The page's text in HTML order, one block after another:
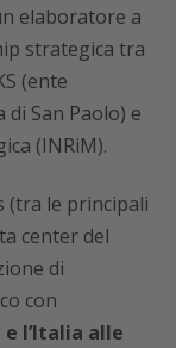
elaboratore a
strategica tra
(ente
San Paolo) e
(INRiM).
(tra le principali
center del
di
con
l’Italia alle